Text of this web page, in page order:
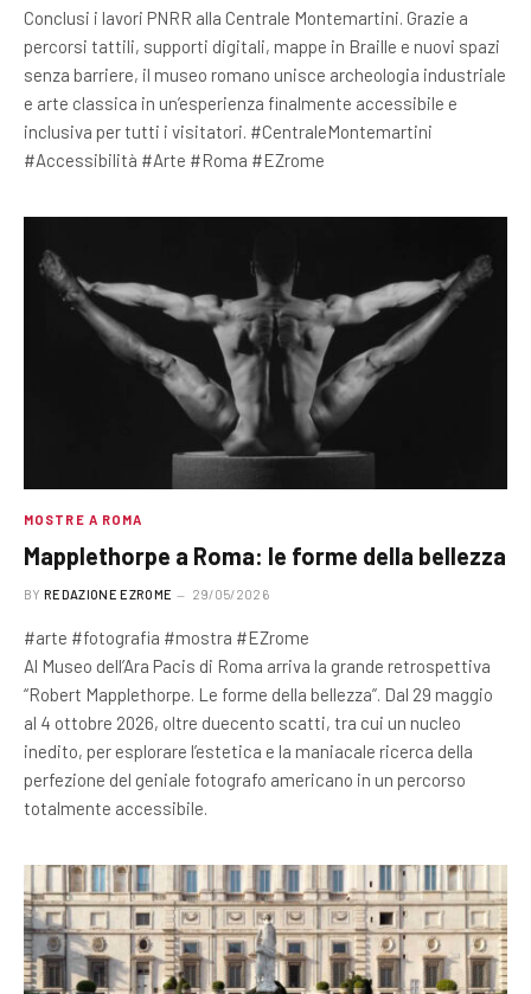
Conclusi i lavori PNRR alla Centrale Montemartini. Grazie a
percorsi tattili, supporti digitali, mappe in Braille e nuovi spazi
senza barriere, il museo romano unisce archeologia industriale
e arte classica in un’esperienza finalmente accessibile e
inclusiva per tutti i visitatori. #CentraleMontemartini
#Accessibilità #Arte #Roma #EZrome
MOSTRE A ROMA
Mapplethorpe a Roma: le forme della bellezza
BY REDAZIONE EZROME 29/05/2026
#arte #fotografia #mostra #EZrome
Al Museo dell’Ara Pacis di Roma arriva la grande retrospettiva
“Robert Mapplethorpe. Le forme della bellezza”. Dal 29 maggio
al 4 ottobre 2026, oltre duecento scatti, tra cui un nucleo
inedito, per esplorare l’estetica e la maniacale ricerca della
perfezione del geniale fotografo americano in un percorso
totalmente accessibile.